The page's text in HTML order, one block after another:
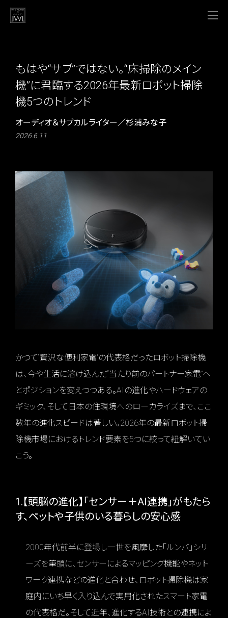
もはや“サブ”ではない。“床掃除のメイン
機”に君臨する2026年最新ロボット掃除
機5つのトレンド
オーディオ＆サブカルライター／杉浦みな子
2026.6.11
かつて“贅沢な便利家電”の代表格だったロボット掃除機
は、今や生活に溶け込んだ“当たり前のパートナー家電”へ
とポジションを変えつつある。AIの進化やハードウェアの
ギミック、そして日本の住環境へのローカライズまで、ここ
数年の進化スピードは著しい。2026年の最新ロボット掃
除機市場におけるトレンド要素を5つに絞って紐解いてい
こう。
1.【頭脳の進化】「センサー＋AI連携」がもたら
す、ペットや子供のいる暮らしの安心感
2000年代前半に登場し一世を風靡した「ルンバ」シリ
ーズを筆頭に、センサーによるマッピング機能やネット
ワーク連携などの進化と合わせ、ロボット掃除機は家
庭内にいち早く入り込んで実用化されたスマート家電
の代表格だ。そして近年、進化するAI技術との連携によ